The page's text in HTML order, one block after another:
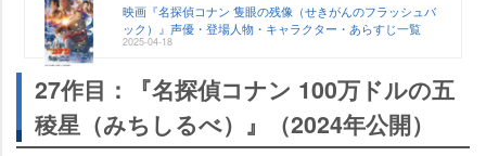
映画『名探偵コナン 隻眼の残像（せきがんのフラッシュバ
ック）』声優・登場人物・キャラクター・あらすじ一覧
2025-04-18
27作目：『名探偵コナン 100万ドルの五
稜星（みちしるべ）』（2024年公開）